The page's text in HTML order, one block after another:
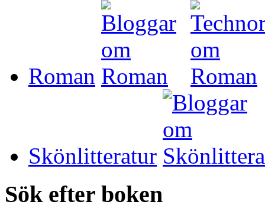
Roman
Skönlitteratur
Sök efter boken